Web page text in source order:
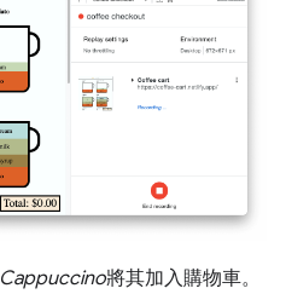
Cappuccino將其加入購物車。